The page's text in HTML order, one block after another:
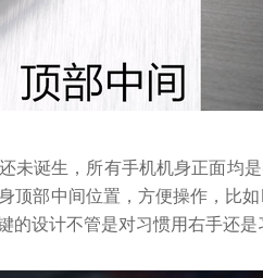
未诞生，所有手机机身正面均
顶部中间位置，方便操作，比
的设计不管是对习惯用右手还是